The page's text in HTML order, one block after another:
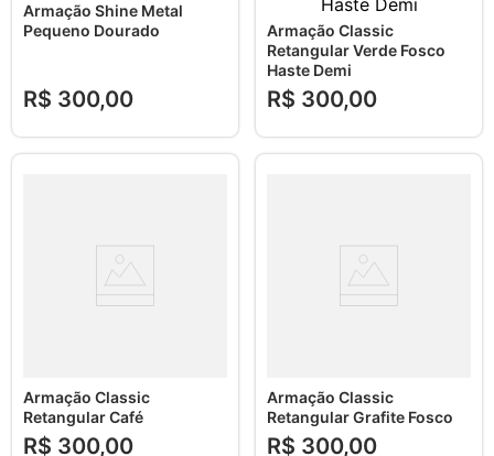
Armação Shine Metal
Pequeno Dourado
R$ 300,00
Armação Classic
Retangular Verde Fosco
Haste Demi
R$ 300,00
Armação Classic
Retangular Café
R$ 300,00
Armação Classic
Retangular Grafite Fosco
R$ 300,00